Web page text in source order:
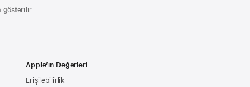
gösterilir.
Apple’ın Değerleri
Erişilebilirlik